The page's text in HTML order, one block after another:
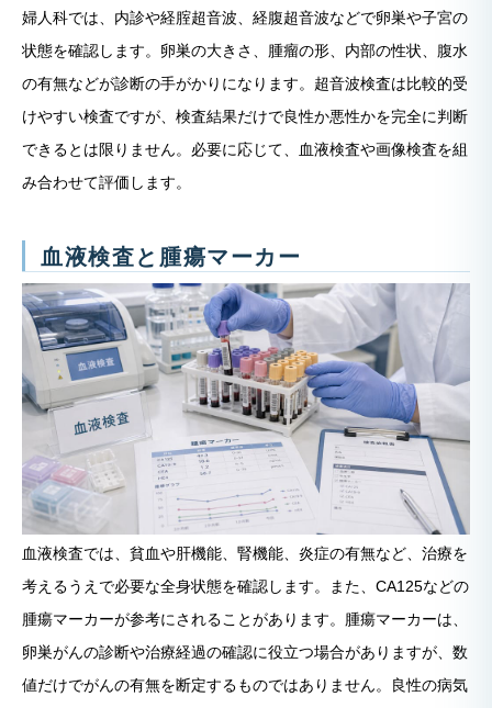
婦人科では、内診や経腟超音波、経腹超音波などで卵巣や子宮の
状態を確認します。卵巣の大きさ、腫瘤の形、内部の性状、腹水
の有無などが診断の手がかりになります。超音波検査は比較的受
けやすい検査ですが、検査結果だけで良性か悪性かを完全に判断
できるとは限りません。必要に応じて、血液検査や画像検査を組
み合わせて評価します。
血液検査と腫瘍マーカー
血液検査では、貧血や肝機能、腎機能、炎症の有無など、治療を
考えるうえで必要な全身状態を確認します。また、CA125などの
腫瘍マーカーが参考にされることがあります。腫瘍マーカーは、
卵巣がんの診断や治療経過の確認に役立つ場合がありますが、数
値だけでがんの有無を断定するものではありません。良性の病気